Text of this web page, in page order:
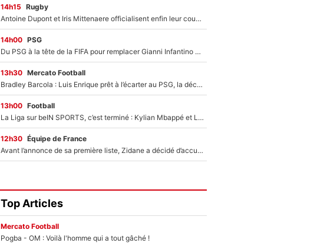
14h15 Rugby
Antoine Dupont et Iris Mittenaere officialisent enfin leur couple : La photo qui enflamme les réseaux sociaux
14h00 PSG
Du PSG à la tête de la FIFA pour remplacer Gianni Infantino ? «Il serait un mauvais président», le patron de la Liga s'attaque à Nasser Al-Khelaïfi !
13h30 Mercato Football
Bradley Barcola : Luis Enrique prêt à l’écarter au PSG, la décision qui va accélérer son transfert à Liverpool ?
13h00 Football
La Liga sur beIN SPORTS, c’est terminé : Kylian Mbappé et Lamine Yamal changent de chaîne, «le moment était venu d'ouvrir un nouveau chapitre»
12h30 Équipe de France
Avant l’annonce de sa première liste, Zidane a décidé d’accueillir une nouvelle tête en équipe de France
Top Articles
Mercato Football
Pogba - OM : Voilà l'homme qui a tout gâché !